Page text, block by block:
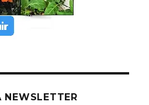
NEWSLETTER